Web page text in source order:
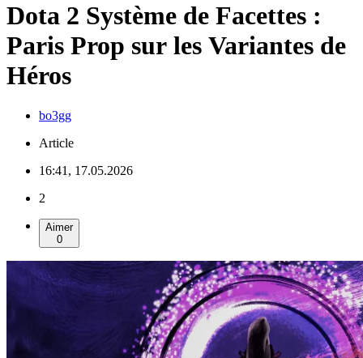
Dota 2 Système de Facettes :
Paris Prop sur les Variantes de
Héros
bo3gg
Article
16:41, 17.05.2026
2
Aimer
0